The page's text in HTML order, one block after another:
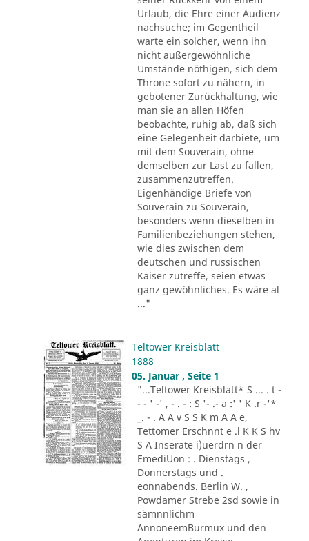
Urlaub, die Ehre einer Audienz
nachsuche; im Gegentheil
warte ein solcher, wenn ihn
nicht außergewöhnliche
Umstände nöthigen, sich dem
Throne sofort zu nähern, in
gebotener Zurückhaltung, wie
man sie an allen Höfen
beobachte, ruhig ab, daß sich
eine Gelegenheit darbiete, um
mit dem Souverain, ohne
demselben zur Last zu fallen,
zusammenzutreffen.
Eigenhändige Briefe von
Souverain zu Souverain,
besonders wenn dieselben in
Familienbeziehungen stehen,
wie dies zwischen dem
deutschen und russischen
Kaiser zutreffe, seien etwas
ganz gewöhnliches. Es wäre al
..."
Teltower Kreisblatt
1888
05. Januar , Seite 1
"...Teltower Kreisblatt* S ... . t -
- - ' -' , - . - : S '- .- a :' ' K .r -'*
_. - . A A v S S K m A A e,
Tettomer Erschnnt e .l K K S hv
S A Inserate i)uerdrn n der
EmediUon : . Dienstags ,
Donnerstags und .
eonnabends. Berlin W. ,
Powdamer Strebe 2sd sowie in
sämnnlichm
AnnoneemBurmux und den